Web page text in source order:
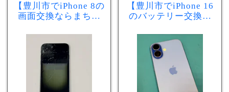
【豊川市でiPhone 8の
画面交換ならまちス
れ・液晶不良も当日
60分で修理可能！
【豊川市でiPhone 16
のバッテリー交換な
少し膨張したバッテ
リーも当日90分で安
心修理！